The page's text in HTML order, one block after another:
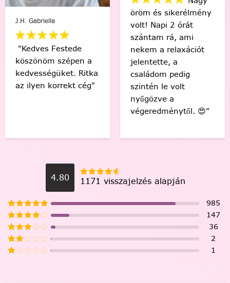
"Kedvenc egyéni
számfestőmmel 🥰
tökéletes lett,
élmény volt minden
egyes ecsetvonás!
Köszönöm Festede!
"Minden percében
egy igazi festő
“művésznek”
éreztem magam.
Soha nem hittem
volna, hogy egy ilyen
alkotást festéssel
meg tudok csinálni.
🙂"
4.80 1171 visszajelzés alapján
985
147
36
2
1